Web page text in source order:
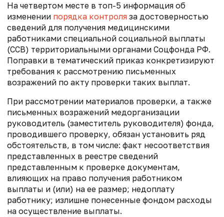
На четвертом месте в топ-5 информация об
изменении порядка контроля за достоверностью
сведений для получения медицинскими
работниками специальной социальной выплаты
(ССВ) территориальными органами Соцфонда РФ.
Поправки в тематический приказ конкретизируют
требования к рассмотрению письменных
возражений по акту проверки таких выплат.
При рассмотрении материалов проверки, а также
письменных возражений медорганизации
руководитель (заместитель руководителя) фонда,
проводившего проверку, обязан установить ряд
обстоятельств, в том числе: факт несоответствия
представленных в реестре сведений
представленным к проверке документам,
влияющих на право получения работником
выплаты и (или) на ее размер; недоплату
работнику; излишне понесенные фондом расходы
на осуществление выплаты.